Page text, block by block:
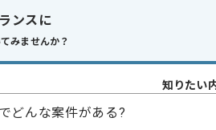
・Node.js、Vue.js、Angular.jsのいずれ
・業務システム関係でのUI設計経験
・AWS上でのWebシステム構築経験、
ンスに
みませんか？
知りたい
どんな案件がある?